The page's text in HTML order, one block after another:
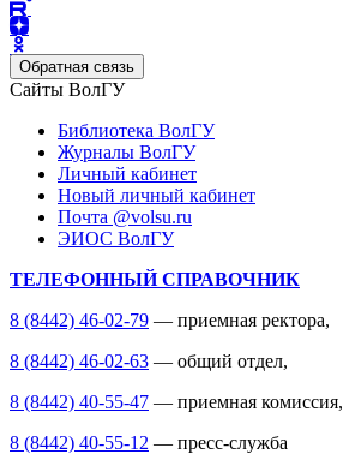
Обратная связь
Сайты ВолГУ
Библиотека ВолГУ
Журналы ВолГУ
Личный кабинет
Новый личный кабинет
Почта @volsu.ru
ЭИОС ВолГУ
ТЕЛЕФОННЫЙ СПРАВОЧНИК
8 (8442) 46-02-79 — приемная ректора,
8 (8442) 46-02-63 — общий отдел,
8 (8442) 40-55-47 — приемная комиссия,
8 (8442) 40-55-12 — пресс-служба